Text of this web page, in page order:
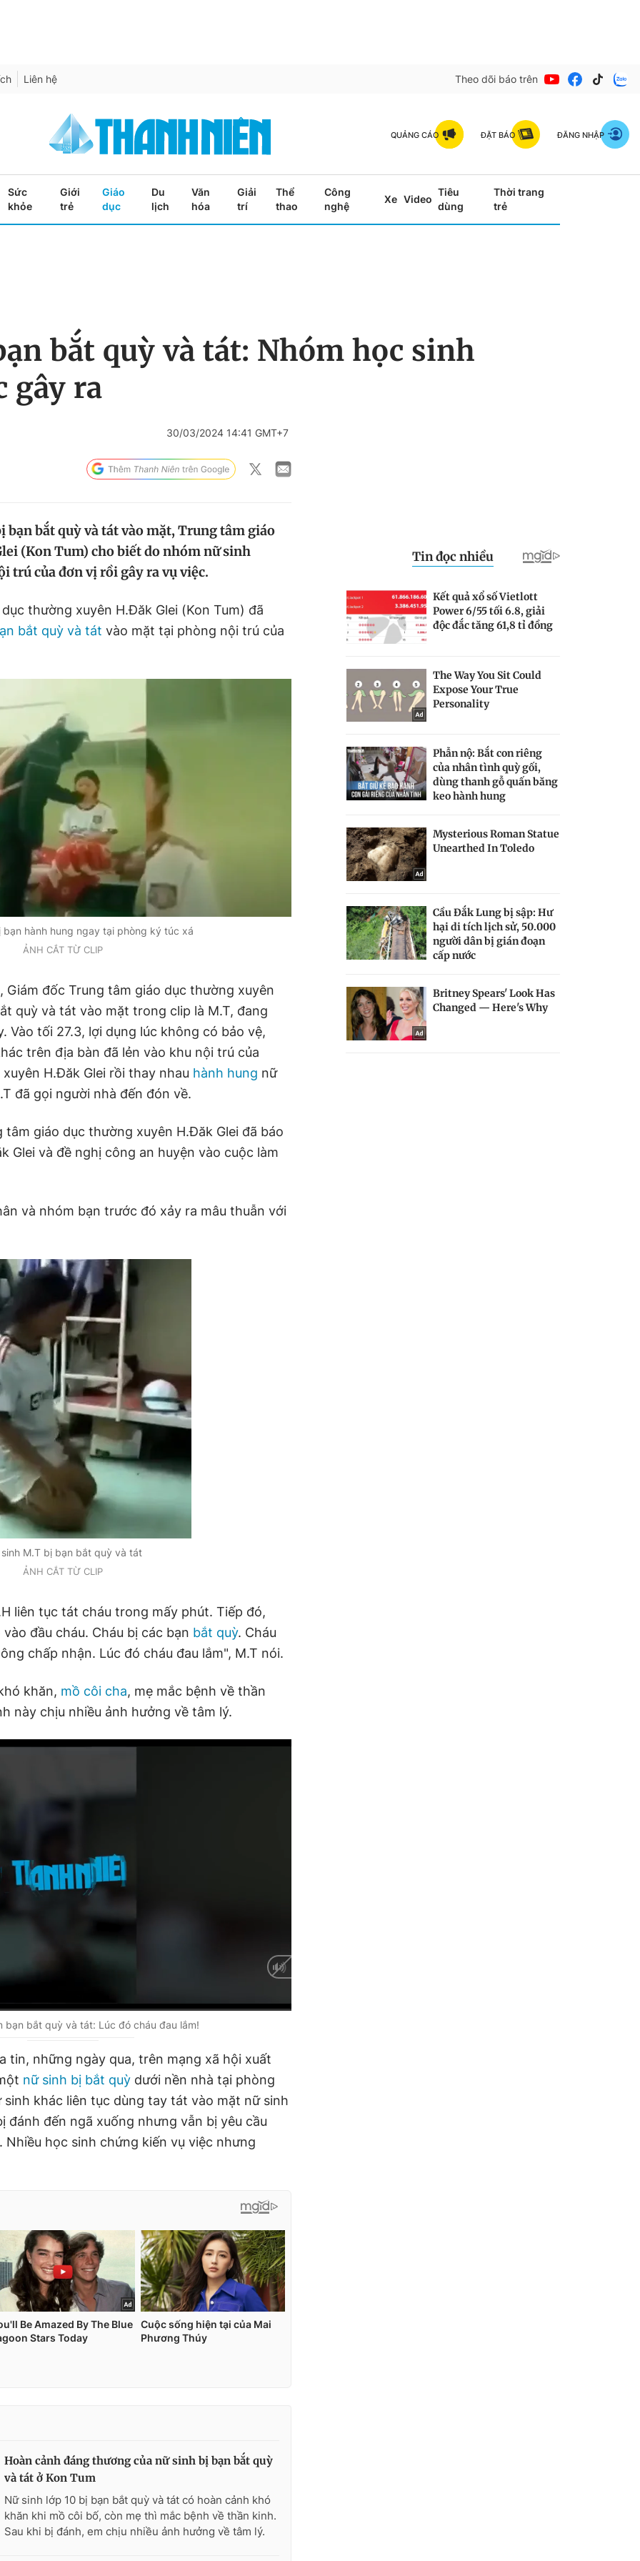
Liên hệ Theo dõi báo trên
QUẢNG CÁO ĐẶT BÁO ĐĂNG NHẬP
Sức
khỏe
Giới
trẻ
Giáo
dục
Du
lịch
Văn
hóa
Giải
trí
Thể
thao
Công
nghệ
Xe Video
Tiêu
dùng
Thời trang
trẻ
bắt quỳ và tát: Nhóm học sinh
gây ra
30/03/2024 14:41 GMT+7
bạn bắt quỳ và tát vào mặt, Trung tâm giáo
(Kon Tum) cho biết do nhóm nữ sinh
trú của đơn vị rồi gây ra vụ việc.
thường xuyên H.Đăk Glei (Kon Tum) đã
bắt quỳ và tát vào mặt tại phòng nội trú của
bạn hành hung ngay tại phòng ký túc xá
ẢNH CẮT TỪ CLIP
đốc Trung tâm giáo dục thường xuyên
quỳ và tát vào mặt trong clip là M.T, đang
Vào tối 27.3, lợi dụng lúc không có bảo vệ,
trên địa bàn đã lẻn vào khu nội trú của
H.Đăk Glei rồi thay nhau hành hung nữ
đã gọi người nhà đến đón về.
tâm giáo dục thường xuyên H.Đăk Glei đã báo
Glei và đề nghị công an huyện vào cuộc làm
và nhóm bạn trước đó xảy ra mâu thuẫn với
M.T bị bạn bắt quỳ và tát
ẢNH CẮT TỪ CLIP
liên tục tát cháu trong mấy phút. Tiếp đó,
đầu cháu. Cháu bị các bạn bắt quỳ. Cháu
chấp nhận. Lúc đó cháu đau lắm", M.T nói.
khăn, mồ côi cha, mẹ mắc bệnh về thần
này chịu nhiều ảnh hưởng về tâm lý.
Auto
bạn bắt quỳ và tát: Lúc đó cháu đau lắm!
tin, những ngày qua, trên mạng xã hội xuất
nữ sinh bị bắt quỳ dưới nền nhà tại phòng
khác liên tục dùng tay tát vào mặt nữ sinh
đánh đến ngã xuống nhưng vẫn bị yêu cầu
Nhiều học sinh chứng kiến vụ việc nhưng
Hoàn cảnh đáng thương của nữ sinh bị bạn bắt quỳ
và tát ở Kon Tum
Nữ sinh lớp 10 bị bạn bắt quỳ và tát có hoàn cảnh khó
khăn khi mồ côi bố, còn mẹ thì mắc bệnh về thần kinh.
Sau khi bị đánh, em chịu nhiều ảnh hưởng về tâm lý.